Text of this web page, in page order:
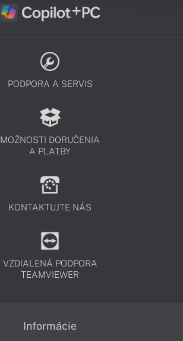
PODPORA A SERVIS
MOŽNOSTI DORUČENIA
A PLATBY
KONTAKTUJTE NÁS
VZDIALENÁ PODPORA
TEAMVIEWER
Informácie